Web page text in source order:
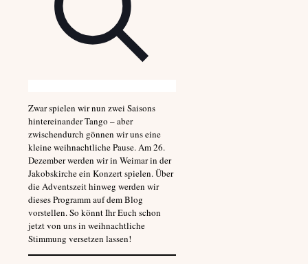
Zwar spielen wir nun zwei Saisons
hintereinander Tango – aber
zwischendurch gönnen wir uns eine
kleine weihnachtliche Pause. Am 26.
Dezember werden wir in Weimar in der
Jakobskirche ein Konzert spielen. Über
die Adventszeit hinweg werden wir
dieses Programm auf dem Blog
vorstellen. So könnt Ihr Euch schon
jetzt von uns in weihnachtliche
Stimmung versetzen lassen!